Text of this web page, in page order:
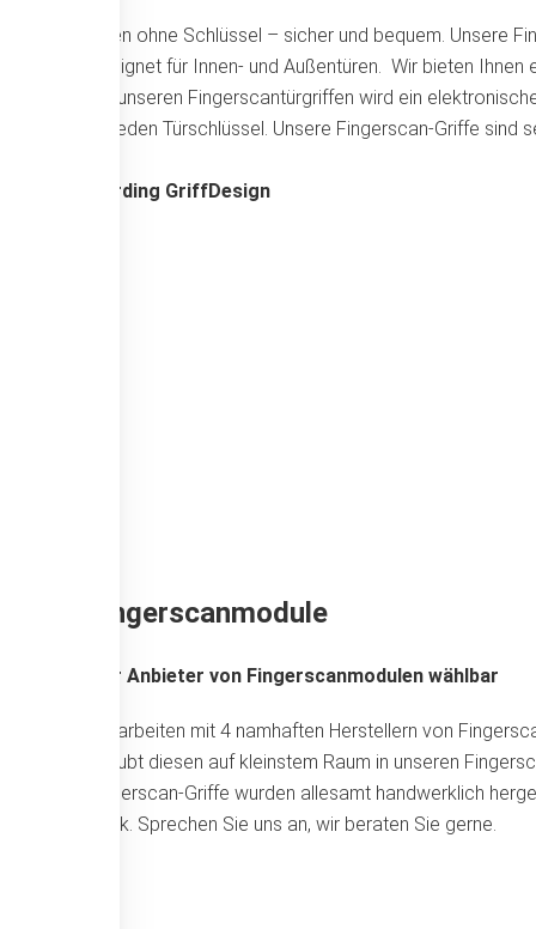
Türen ohne Schlüssel – sicher und bequem. Unsere
Geeignet für Innen- und Außentüren. Wir bieten
Bei unseren Fingerscantürgriffen wird ein
für jeden Türschlüssel. Unsere Fingerscan-Griffe
Werding GriffDesign
Fingerscanmodule
Vier Anbieter von Fingerscanmodulen wählbar
Wir arbeiten mit 4 namhaften Herstellern von
erlaubt diesen auf kleinstem Raum in unseren
Fingerscan-Griffe wurden allesamt handwerklich
Optik. Sprechen Sie uns an, wir beraten Sie gerne.